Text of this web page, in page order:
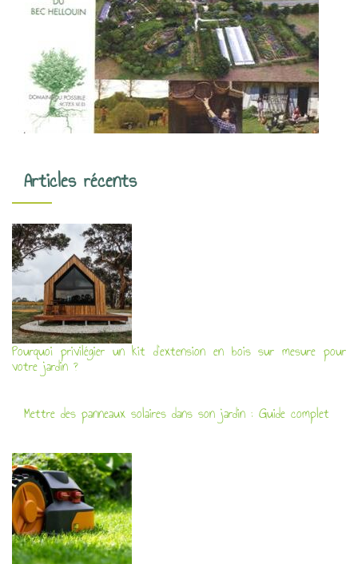
Articles récents
Pourquoi privilégier un kit d’extension en bois sur mesure pour
votre jardin ?
Mettre des panneaux solaires dans son jardin : Guide complet